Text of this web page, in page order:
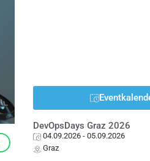
DevOpsDays Graz 2026
04.09.2026 - 05.09.2026
Graz